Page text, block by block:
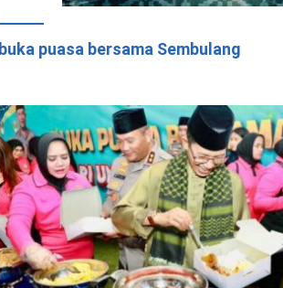
buka puasa bersama Sembulang